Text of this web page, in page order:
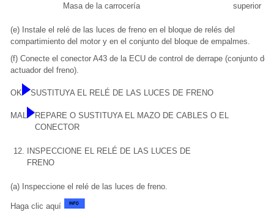
Masa de la carrocería
superior
(e) Instale el relé de las luces de freno en el bloque de relés del
compartimiento del motor y en el conjunto del bloque de empalmes.
(f) Conecte el conector A43 de la ECU de control de derrape (conjunto del
actuador del freno).
OK SUSTITUYA EL RELÉ DE LAS LUCES DE FRENO
MAL
REPARE O SUSTITUYA EL MAZO DE CABLES O EL
CONECTOR
12.
INSPECCIONE EL RELÉ DE LAS LUCES DE
FRENO
(a) Inspeccione el relé de las luces de freno.
Haga clic aquí